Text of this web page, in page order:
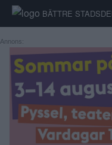
BÄTTRE
START
STADSDEL
PRENUMERATION
Annons: